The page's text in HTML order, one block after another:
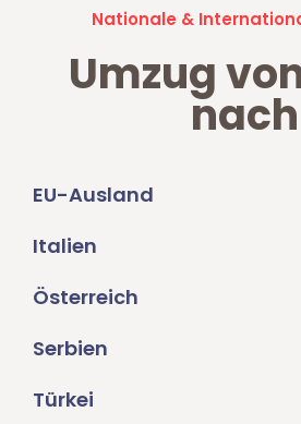
Nationale &
Umzug
nach
EU-Ausland
Italien
Österreich
Serbien
Türkei